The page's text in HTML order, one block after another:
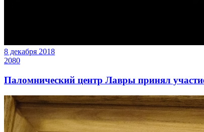
8 декабря 2018
2080
Паломнический центр Лавры принял